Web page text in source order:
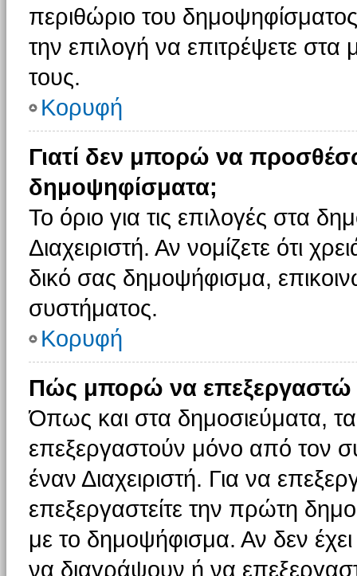
περιθώριο του
την επιλογή να επιτρέψετε στα
τους.
Κορυφή
Γιατί δεν μπορώ να
δημοψηφίσματα;
Το όριο για τις επιλογές στα
Διαχειριστή. Αν νομίζετε ότι
δικό σας δημοψήφισμα,
συστήματος.
Κορυφή
Πώς μπορώ να
Όπως και στα δημοσιεύματα,
επεξεργαστούν μόνο από τον
έναν Διαχειριστή. Για να
επεξεργαστείτε την πρώτη
με το δημοψήφισμα. Αν δεν
να διαγράψουν ή να